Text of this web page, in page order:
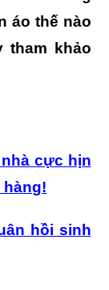
áo thế nào
tham khảo
cực hịn
hàng!
hồi sinh